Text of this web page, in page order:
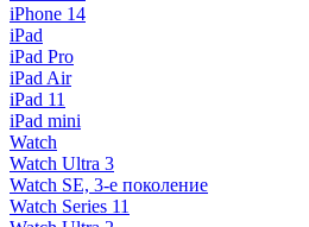
iPhone 14
iPad
iPad Pro
iPad Air
iPad 11
iPad mini
Watch
Watch Ultra 3
Watch SE, 3-е поколение
Watch Series 11